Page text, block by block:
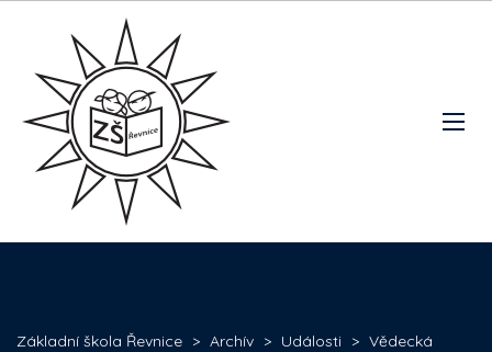
Základní škola Řevnice > Archív > Události > Vědecká